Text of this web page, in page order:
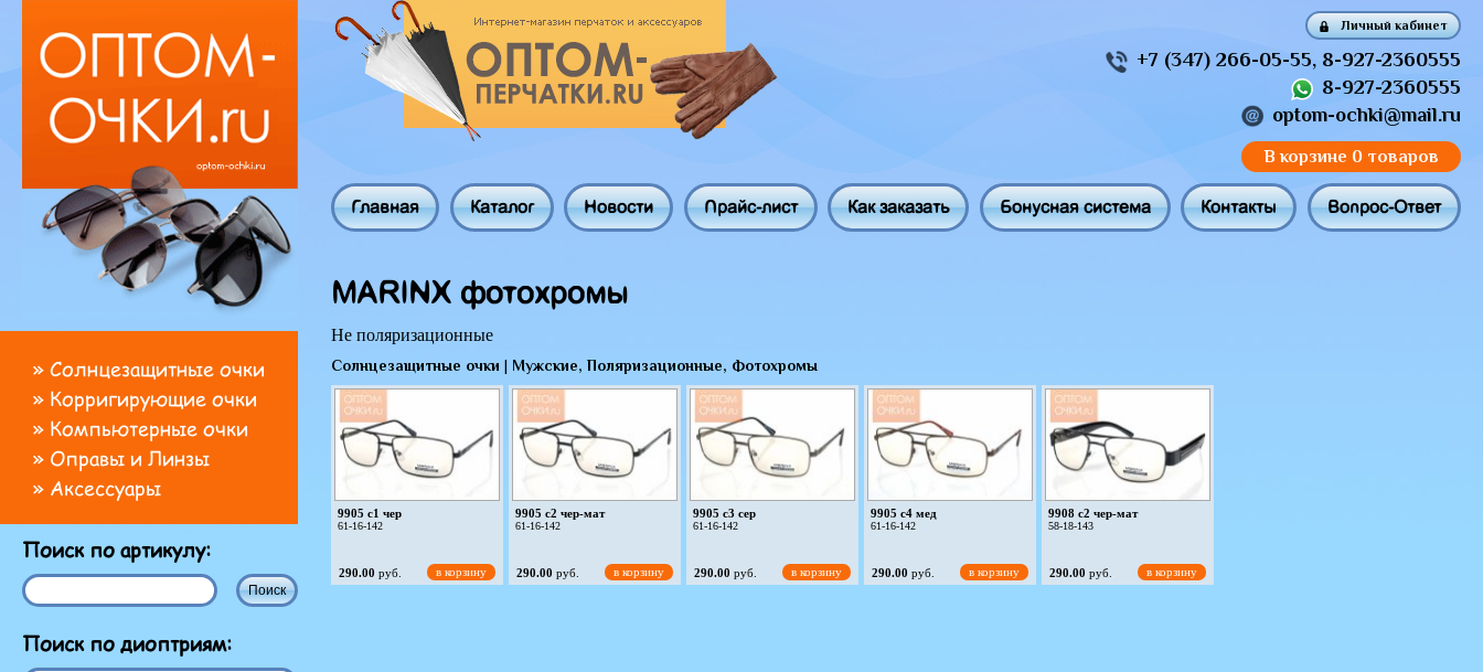
» Солнцезащитные очки
» Корригирующие очки
» Компьютерные очки
» Оправы и Линзы
» Аксессуары
Поиск по артикулу:
Поиск по диоптриям:
MARINX фотохромы
Не поляризационные
Солнцезащитные очки | Мужские, Поляризационные, Фотохромы
9905 c1 чер
61-16-142
290.00 руб. в корзину
9905 c2 чер-мат
61-16-142
290.00 руб. в корзину
9905 c3 сер
61-16-142
290.00 руб. в корзину
9905 c4 мед
61-16-142
290.00 руб. в корзину
9908 c2 чер-мат
58-18-143
290.00 руб. в корзину
Личный кабинет
+7 (347) 266-05-55, 8-927-2360555
8-927-2360555
optom-ochki@mail.ru
В корзине 0 товаров
Главная Каталог Новости Прайс-лист Как заказать Бонусная система Контакты Вопрос-Ответ